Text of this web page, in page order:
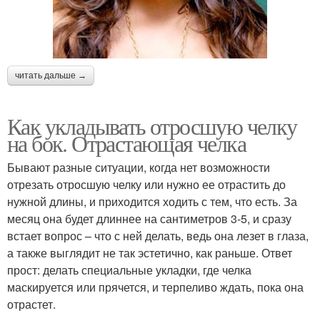
читать дальше →
Как укладывать отросшую челку
на бок. Отрастающая челка
Бывают разные ситуации, когда нет возможности
отрезать отросшую челку или нужно ее отрастить до
нужной длины, и приходится ходить с тем, что есть. За
месяц она будет длиннее на сантиметров 3-5, и сразу
встает вопрос – что с ней делать, ведь она лезет в глаза,
а также выглядит не так эстетично, как раньше. Ответ
прост: делать специальные укладки, где челка
маскируется или прячется, и терпеливо ждать, пока она
отрастет.